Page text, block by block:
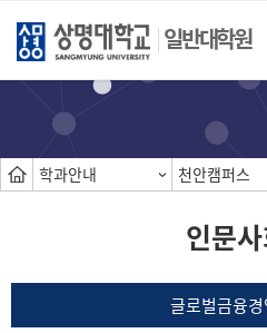
일반대학원
학과안내 천안캠퍼스
인문
글로벌금융